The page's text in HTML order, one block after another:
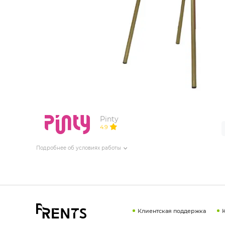
ИЗДЕЛИЯ ДЛЯ КОМФОРТА
ТЕХНИЧЕСКОЕ ОБОРУДОВАНИЕ
Pinty
4.9
Подробнее об условиях работы
Клиентская поддержка